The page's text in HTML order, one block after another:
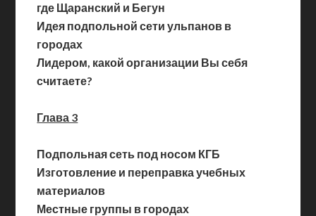
где Щаранский и Бегун
Идея подпольной сети ульпанов в
городах
Лидером, какой организации Вы себя
считаете?
Глава 3
Подпольная сеть под носом КГБ
Изготовление и переправка учебных
материалов
Местные группы в городах